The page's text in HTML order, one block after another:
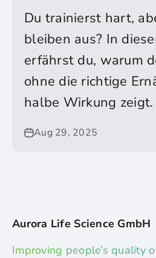
Du trainierst hart,
bleiben aus? In
erfährst du, warum
ohne die richtige
halbe Wirkung zeigt.
Aug 29, 2025
Aurora Life Science GmbH
Improving people’s quality